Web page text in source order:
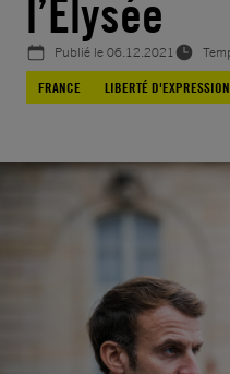
l’Élysée
Publié le06.12.2021
FRANCE
LIBERTÉ D'EXPRESSION